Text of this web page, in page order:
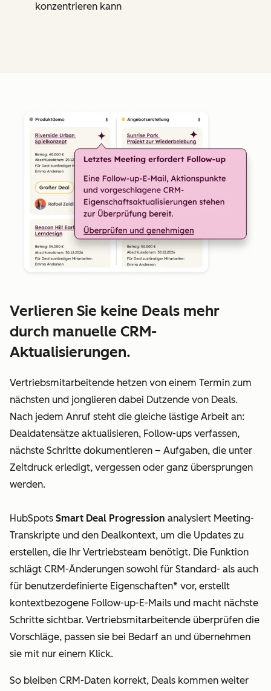
konzentrieren kann
Verlieren Sie keine Deals mehr
durch manuelle CRM-
Aktualisierungen.
Vertriebsmitarbeitende hetzen von einem Termin zum
nächsten und jonglieren dabei Dutzende von Deals.
Nach jedem Anruf steht die gleiche lästige Arbeit an:
Dealdatensätze aktualisieren, Follow-ups verfassen,
nächste Schritte dokumentieren – Aufgaben, die unter
Zeitdruck erledigt, vergessen oder ganz übersprungen
werden.
HubSpots Smart Deal Progression analysiert Meeting-
Transkripte und den Dealkontext, um die Updates zu
erstellen, die Ihr Vertriebsteam benötigt. Die Funktion
schlägt CRM-Änderungen sowohl für Standard- als auch
für benutzerdefinierte Eigenschaften* vor, erstellt
kontextbezogene Follow-up-E-Mails und macht nächste
Schritte sichtbar. Vertriebsmitarbeitende überprüfen die
Vorschläge, passen sie bei Bedarf an und übernehmen
sie mit nur einem Klick.
So bleiben CRM-Daten korrekt, Deals kommen weiter